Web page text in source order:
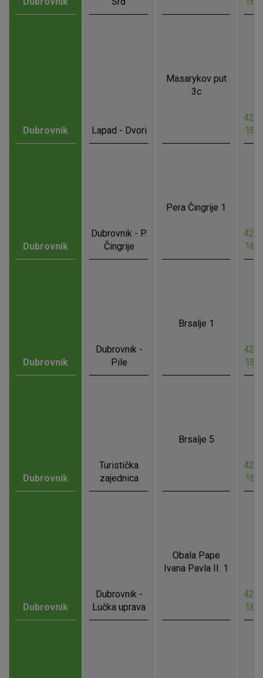
Dubrovnik Lapad - Dvori
Masarykov put
3c
Dubrovnik
Dubrovnik - P.
Čingrije
Pera Čingrije 1
Dubrovnik
Dubrovnik -
Pile
Brsalje 1
Dubrovnik
Turistička
zajednica
Brsalje 5
Dubrovnik
Dubrovnik -
Lučka uprava
Obala Pape
Ivana Pavla II. 1